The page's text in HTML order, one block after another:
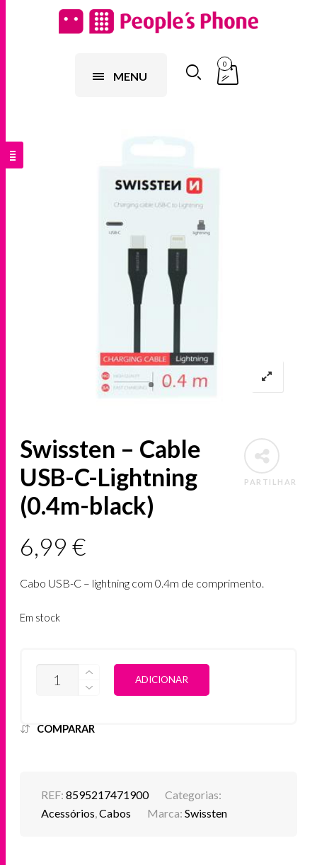
MENU
0
PARTILHAR
Swissten – Cable
USB-C-Lightning
(0.4m-black)
6,99€
Cabo USB-C – lightning com 0.4m de comprimento.
Em stock
QUANTIDADE
USB-
ADICIONAR
COMPARAR
REF:8595217471900
Categorias:
Acessórios,Cabos Marca:Swissten